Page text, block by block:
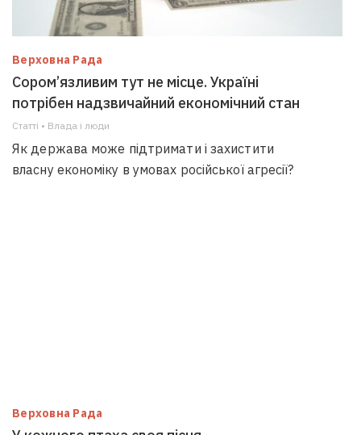
Верховна Рада
Сором’язливим тут не місце. Україні
потрібен надзвичайний економічний стан
Статті • Влада i люди
Як держава може підтримати і захистити
власну економіку в умовах російської агресії?
Верховна Рада